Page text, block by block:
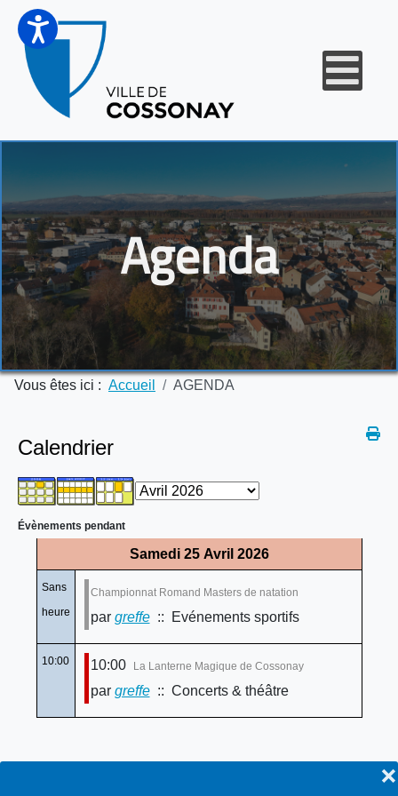
❌
Agenda
Vous êtes ici : Accueil AGENDA
Calendrier
Évènements pendant
Samedi 25 Avril 2026
Sans
heure
Championnat Romand Masters de natation
par greffe:: Evénements sportifs
10:00 10:00 La Lanterne Magique de Cossonay
par greffe:: Concerts & théâtre